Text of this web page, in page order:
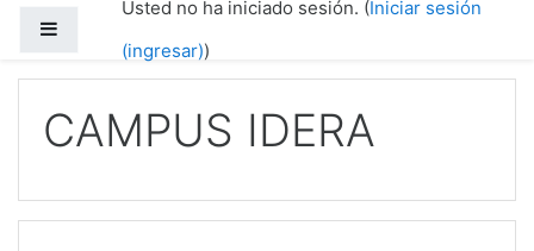
Saltar al contenido principalUsted no ha iniciado sesión. (Iniciar sesión
(ingresar))
CAMPUS IDERA